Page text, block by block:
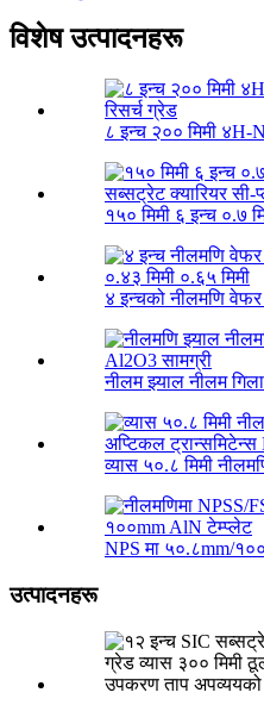
विशेष उत्पादनहरू
८ इन्च २०० मिमी
१५० मिमी ६ इन्च ०.७
४ इन्चको नीलमणि
नीलम झ्याल नीलम
व्यास ५०.८ मिमी
NPS मा ५०.८mm/
उत्पादनहरू